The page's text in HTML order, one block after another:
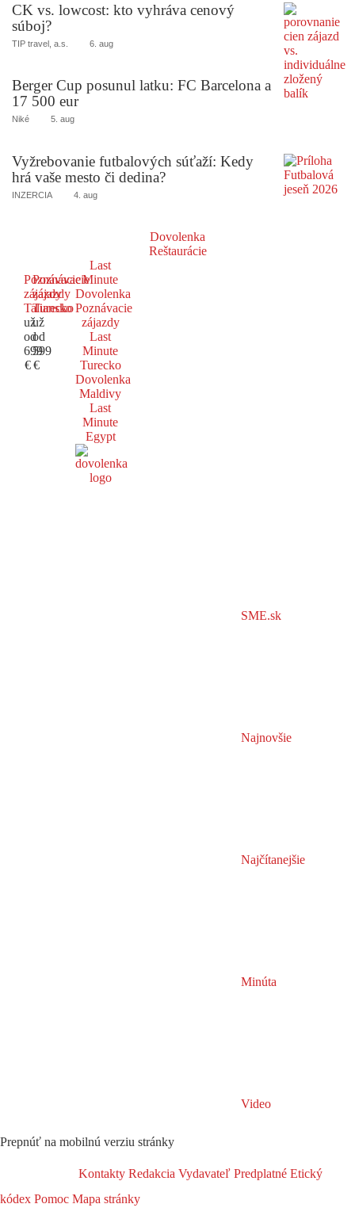
CK vs. lowcost: kto vyhráva cenový
súboj?
TIP travel, a.s. 6. aug
Berger Cup posunul latku: FC Barcelona a
17 500 eur
Niké 5. aug
Vyžrebovanie futbalových súťaží: Kedy
hrá vaše mesto či dedina?
INZERCIA 4. aug
Dovolenka
Reštaurácie
Poznávacie
zájazdy
Taliansko
už
od
699
€
Poznávacie
zájazdy
Turecko
už
od
599
€
Last
Minute
Dovolenka
Poznávacie
zájazdy
Last
Minute
Turecko
Dovolenka
Maldivy
Last
Minute
Egypt
SME.sk
Najnovšie
Najčítanejšie
Minúta
Video
Prepnúť na mobilnú verziu stránky
Kontakty Redakcia Vydavateľ Predplatné Etický
kódex Pomoc Mapa stránky